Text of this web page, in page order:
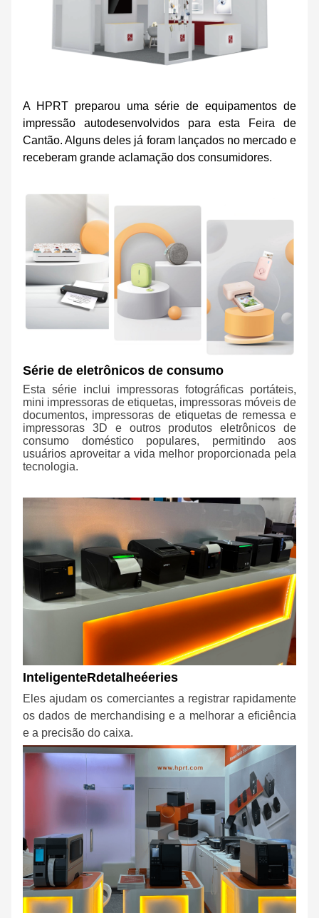
A HPRT preparou uma série de equipamentos de
impressão autodesenvolvidos para esta Feira de
Cantão. Alguns deles já foram lançados no mercado e
receberam grande aclamação dos consumidores.
Série de eletrônicos de consumo
Esta série inclui impressoras fotográficas portáteis,
mini impressoras de etiquetas, impressoras móveis de
documentos, impressoras de etiquetas de remessa e
impressoras 3D e outros produtos eletrônicos de
consumo doméstico populares, permitindo aos
usuários aproveitar a vida melhor proporcionada pela
tecnologia.
InteligenteRdetalheéeries
Eles ajudam os comerciantes a registrar rapidamente
os dados de merchandising e a melhorar a eficiência
e a precisão do caixa.